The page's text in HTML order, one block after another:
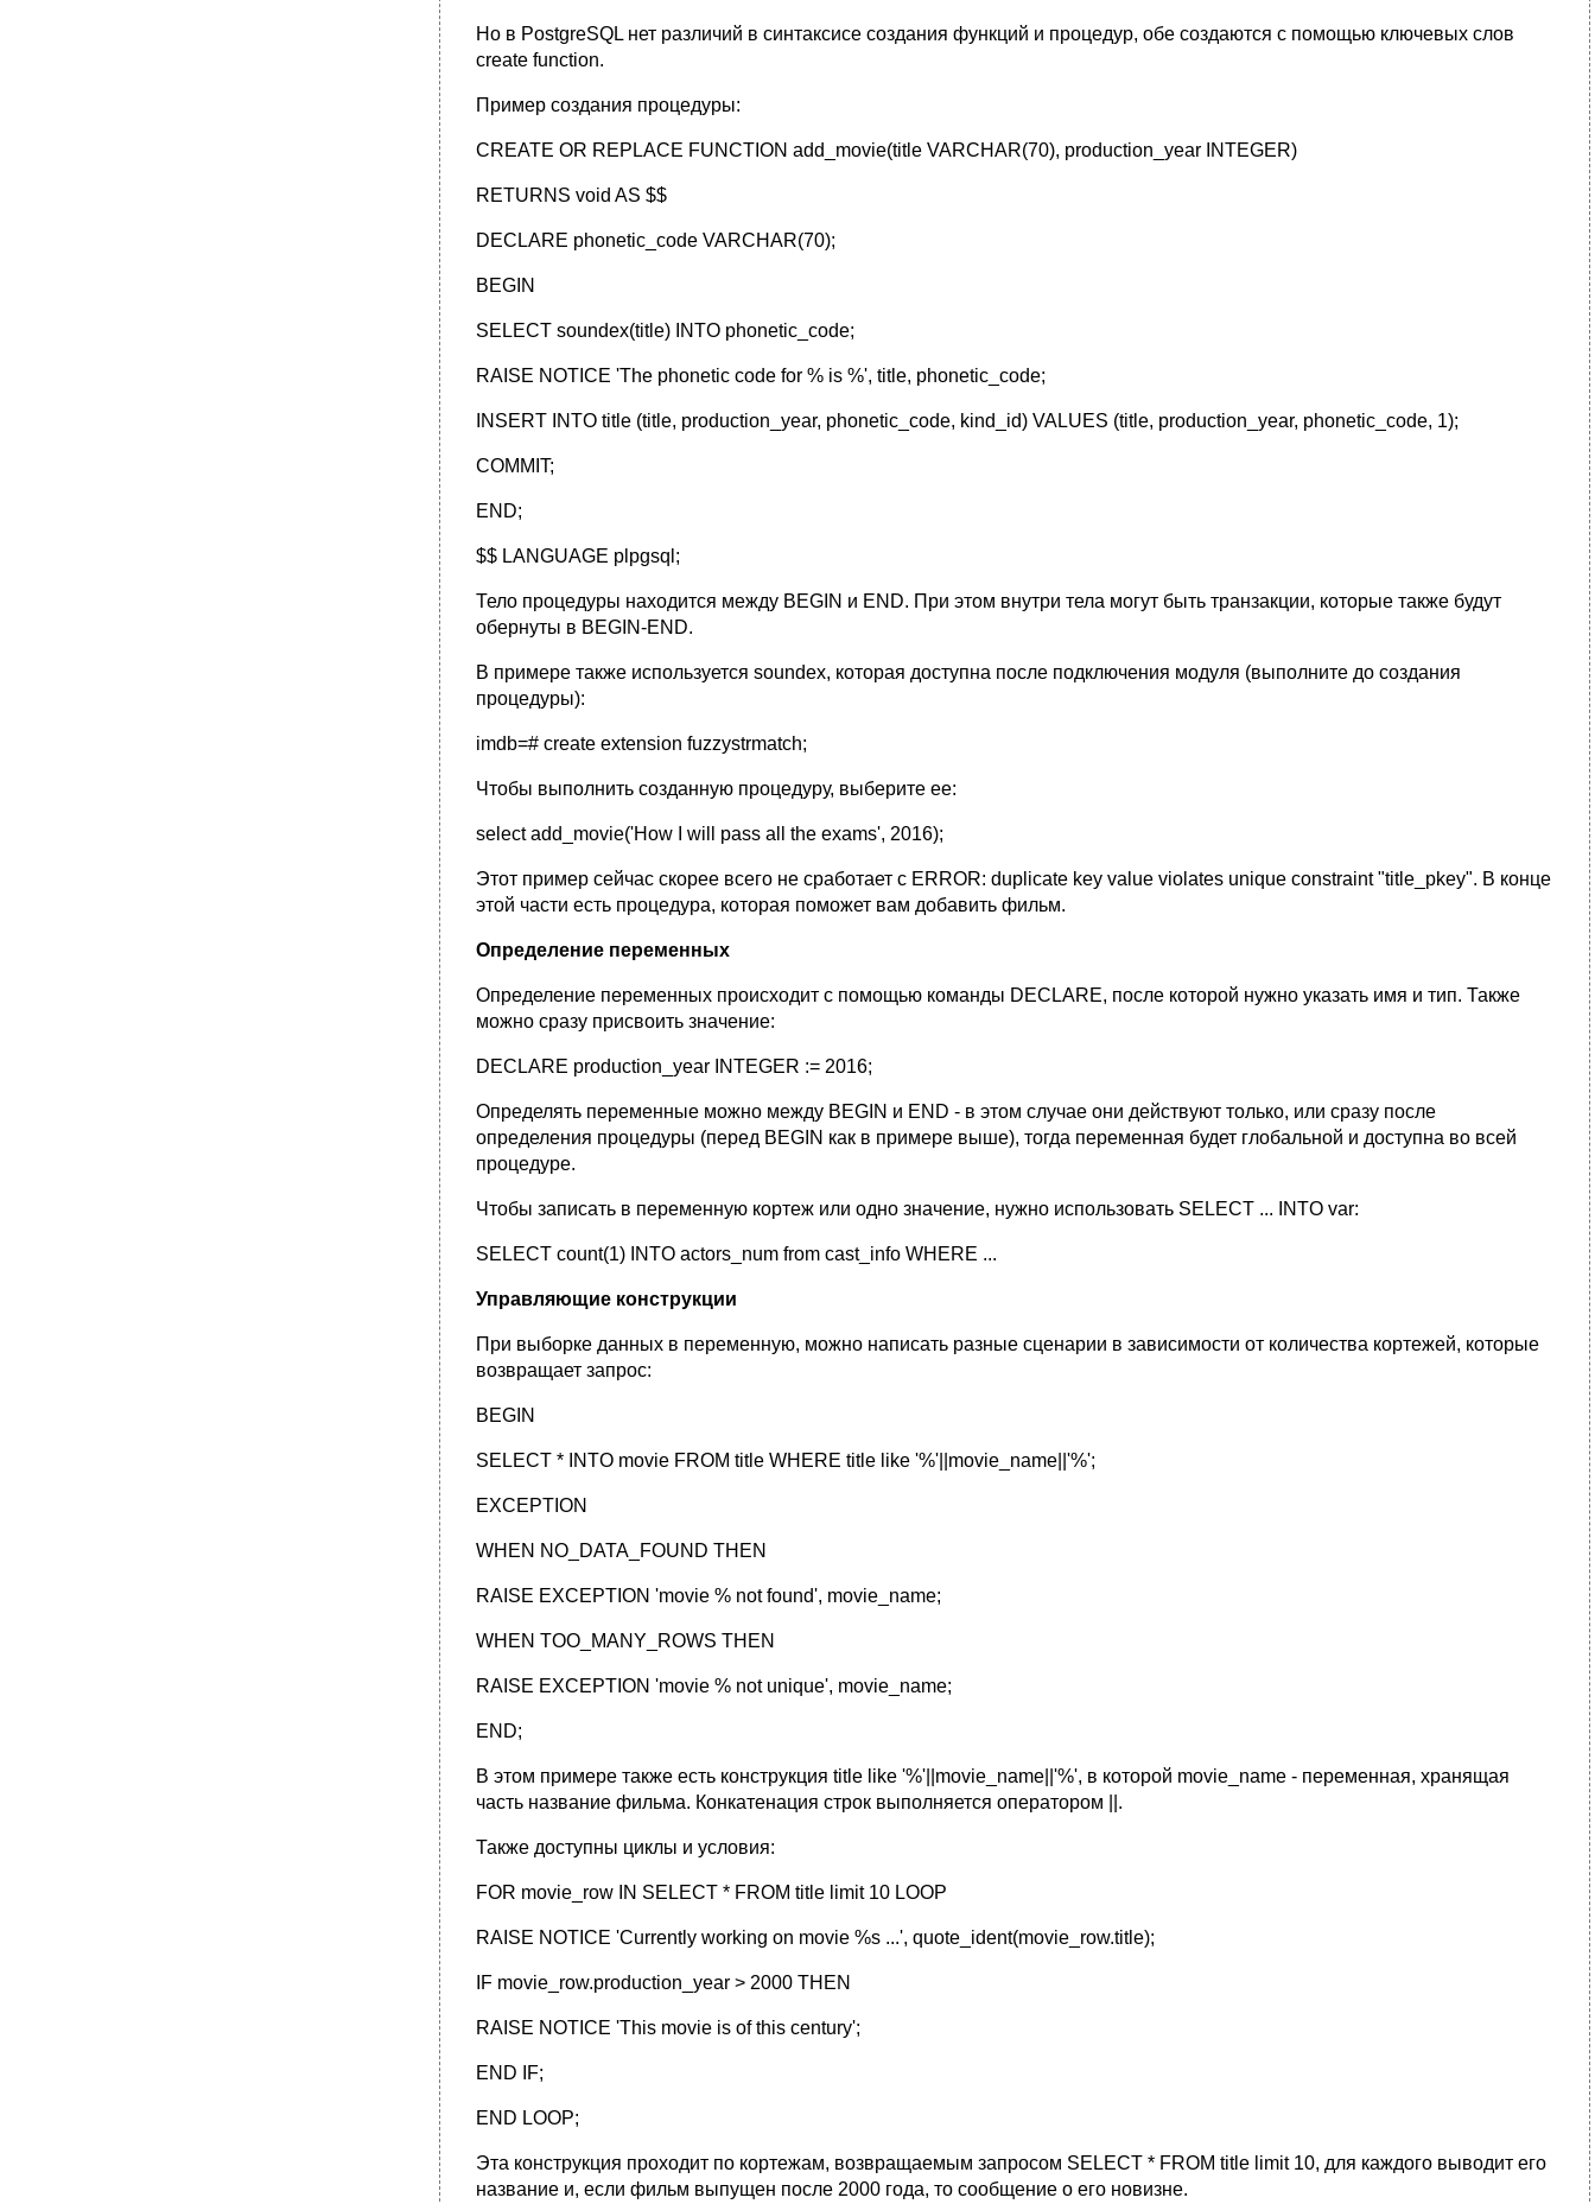
Но в PostgreSQL нет различий в синтаксисе создания функций и процедур, обе создаются с помощью ключевых слов
create function.
Пример создания процедуры:
CREATE OR REPLACE FUNCTION add_movie(title VARCHAR(70), production_year INTEGER)
RETURNS void AS $$
DECLARE phonetic_code VARCHAR(70);
BEGIN
SELECT soundex(title) INTO phonetic_code;
RAISE NOTICE 'The phonetic code for % is %', title, phonetic_code;
INSERT INTO title (title, production_year, phonetic_code, kind_id) VALUES (title, production_year, phonetic_code, 1);
COMMIT;
END;
$$ LANGUAGE plpgsql;
Тело процедуры находится между BEGIN и END. При этом внутри тела могут быть транзакции, которые также будут
обернуты в BEGIN-END.
В примере также используется soundex, которая доступна после подключения модуля (выполните до создания
процедуры):
imdb=# create extension fuzzystrmatch;
Чтобы выполнить созданную процедуру, выберите ее:
select add_movie('How I will pass all the exams', 2016);
Этот пример сейчас скорее всего не сработает с ERROR: duplicate key value violates unique constraint "title_pkey". В конце
этой части есть процедура, которая поможет вам добавить фильм.
Определение переменных
Определение переменных происходит с помощью команды DECLARE, после которой нужно указать имя и тип. Также
можно сразу присвоить значение:
DECLARE production_year INTEGER := 2016;
Определять переменные можно между BEGIN и END - в этом случае они действуют только, или сразу после
определения процедуры (перед BEGIN как в примере выше), тогда переменная будет глобальной и доступна во всей
процедуре.
Чтобы записать в переменную кортеж или одно значение, нужно использовать SELECT ... INTO var:
SELECT count(1) INTO actors_num from cast_info WHERE ...
Управляющие конструкции
При выборке данных в переменную, можно написать разные сценарии в зависимости от количества кортежей, которые
возвращает запрос:
BEGIN
SELECT * INTO movie FROM title WHERE title like '%'||movie_name||'%';
EXCEPTION
WHEN NO_DATA_FOUND THEN
RAISE EXCEPTION 'movie % not found', movie_name;
WHEN TOO_MANY_ROWS THEN
RAISE EXCEPTION 'movie % not unique', movie_name;
END;
В этом примере также есть конструкция title like '%'||movie_name||'%', в которой movie_name - переменная, хранящая
часть название фильма. Конкатенация строк выполняется оператором ||.
Также доступны циклы и условия:
FOR movie_row IN SELECT * FROM title limit 10 LOOP
RAISE NOTICE 'Currently working on movie %s ...', quote_ident(movie_row.title);
IF movie_row.production_year > 2000 THEN
RAISE NOTICE 'This movie is of this century';
END IF;
END LOOP;
Эта конструкция проходит по кортежам, возвращаемым запросом SELECT * FROM title limit 10, для каждого выводит его
название и, если фильм выпущен после 2000 года, то сообщение о его новизне.